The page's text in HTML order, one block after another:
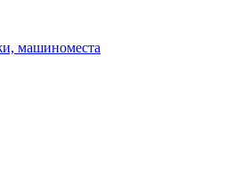
машиноместа